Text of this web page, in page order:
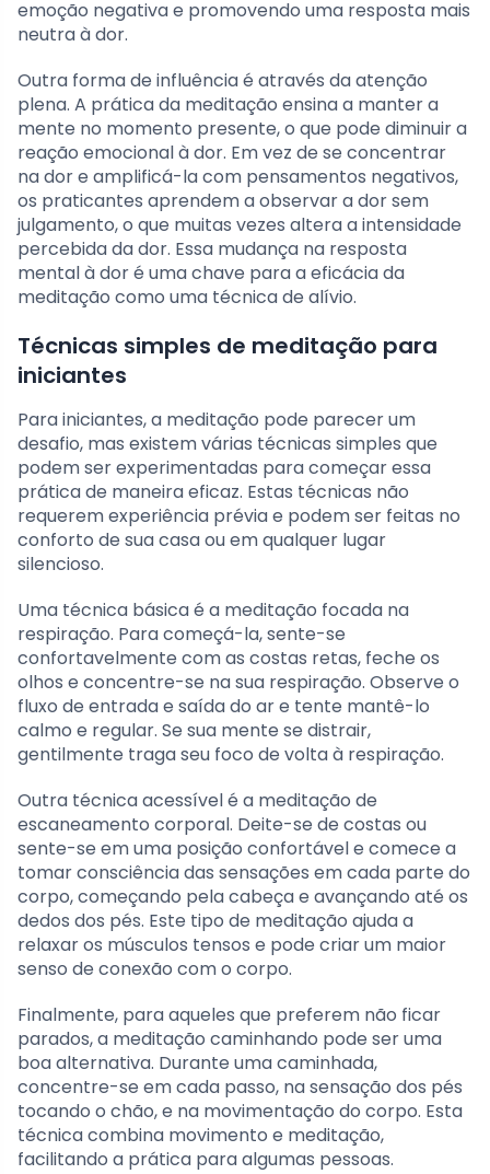
emoção negativa e promovendo uma resposta mais
neutra à dor.
Outra forma de influência é através da atenção
plena. A prática da meditação ensina a manter a
mente no momento presente, o que pode diminuir a
reação emocional à dor. Em vez de se concentrar
na dor e amplificá-la com pensamentos negativos,
os praticantes aprendem a observar a dor sem
julgamento, o que muitas vezes altera a intensidade
percebida da dor. Essa mudança na resposta
mental à dor é uma chave para a eficácia da
meditação como uma técnica de alívio.
Técnicas simples de meditação para
iniciantes
Para iniciantes, a meditação pode parecer um
desafio, mas existem várias técnicas simples que
podem ser experimentadas para começar essa
prática de maneira eficaz. Estas técnicas não
requerem experiência prévia e podem ser feitas no
conforto de sua casa ou em qualquer lugar
silencioso.
Uma técnica básica é a meditação focada na
respiração. Para começá-la, sente-se
confortavelmente com as costas retas, feche os
olhos e concentre-se na sua respiração. Observe o
fluxo de entrada e saída do ar e tente mantê-lo
calmo e regular. Se sua mente se distrair,
gentilmente traga seu foco de volta à respiração.
Outra técnica acessível é a meditação de
escaneamento corporal. Deite-se de costas ou
sente-se em uma posição confortável e comece a
tomar consciência das sensações em cada parte do
corpo, começando pela cabeça e avançando até os
dedos dos pés. Este tipo de meditação ajuda a
relaxar os músculos tensos e pode criar um maior
senso de conexão com o corpo.
Finalmente, para aqueles que preferem não ficar
parados, a meditação caminhando pode ser uma
boa alternativa. Durante uma caminhada,
concentre-se em cada passo, na sensação dos pés
tocando o chão, e na movimentação do corpo. Esta
técnica combina movimento e meditação,
facilitando a prática para algumas pessoas.